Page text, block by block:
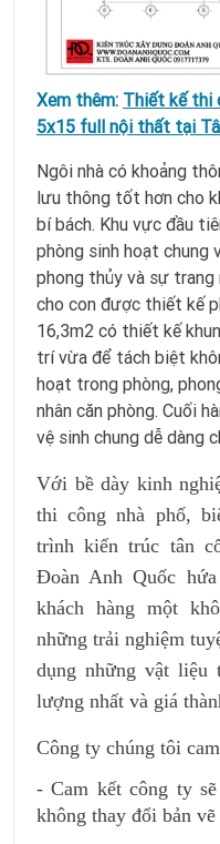
Xem thêm: Thiết kế thi
5x15 full nội thất tại
Ngôi nhà có khoảng
lưu thông tốt hơn cho
bí bách. Khu vực đầu
phòng sinh hoạt chung
phong thủy và sự trang
cho con được thiết kế
16,3m2 có thiết kế
trí vừa để tách biệt
hoạt trong phòng,
nhân căn phòng. Cuối
vệ sinh chung dễ dàng
Với bề dày kinh
thi công nhà phố,
trình kiến trúc tân
Đoàn Anh Quốc
khách hàng một
những trải nghiệm
dụng những vật liệu
lượng nhất và giá
Công ty chúng tôi
- Cam kết công ty
không thay đổi bản